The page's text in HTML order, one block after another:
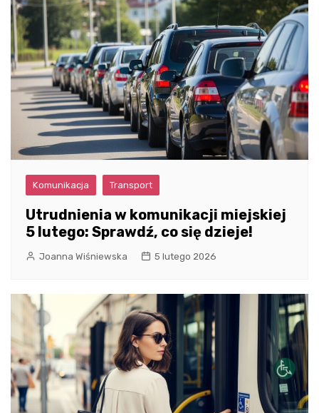
Komunikacja Transport
Utrudnienia w komunikacji miejskiej
5 lutego: Sprawdź, co się dzieje!
Joanna Wiśniewska 5 lutego 2026